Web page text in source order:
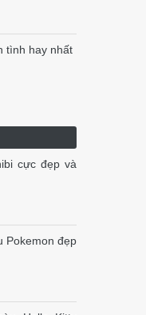
tình hay nhất
cực đẹp và
Pokemon đẹp